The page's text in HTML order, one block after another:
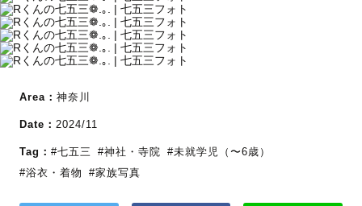
Area： 神奈川
Date： 2024/11
Tag： #七五三 #神社・寺院 #未就学児（〜6歳）
#浴衣・着物
#家族写真